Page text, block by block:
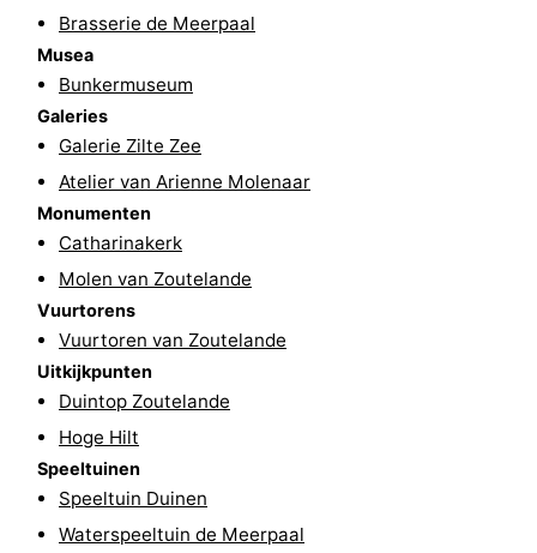
adressen
Regio
Zeeland
Schouwen-
Renesse
Brouwershaven
Bruinisse
Zierikzee
Natuur
Oosterschelde
Burgh
Brasserie de Meerpaal
Musea
Bunkermuseum
Galeries
Galerie Zilte Zee
Atelier van Arienne Molenaar
Monumenten
Catharinakerk
Molen van Zoutelande
Vuurtorens
Vuurtoren van Zoutelande
Uitkijkpunten
Duintop Zoutelande
Hoge Hilt
Speeltuinen
Speeltuin Duinen
Waterspeeltuin de Meerpaal